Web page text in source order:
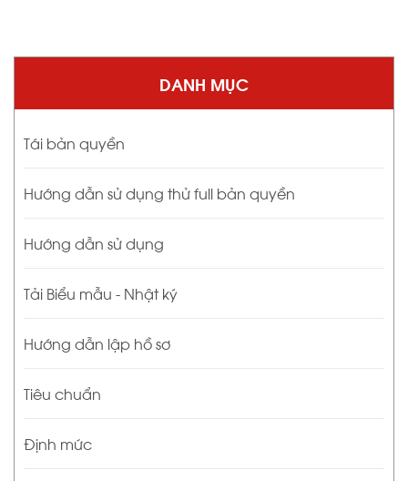
DANH MỤC
Tái bản quyền
Hướng dẫn sử dụng thử full bản quyền
Hướng dẫn sử dụng
Tải Biểu mẫu - Nhật ký
Hướng dẫn lập hồ sơ
Tiêu chuẩn
Định mức